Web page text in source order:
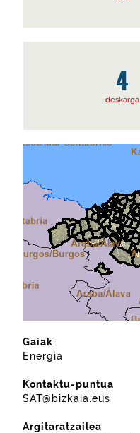
4
deskarga
Gaiak
Energia
Kontaktu-puntua
SAT@bizkaia.eus
Argitaratzailea